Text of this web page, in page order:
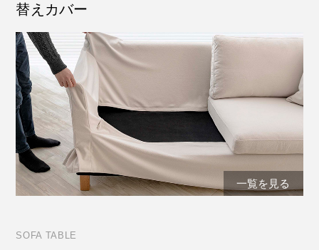
替えカバー
一覧を見る
SOFA TABLE